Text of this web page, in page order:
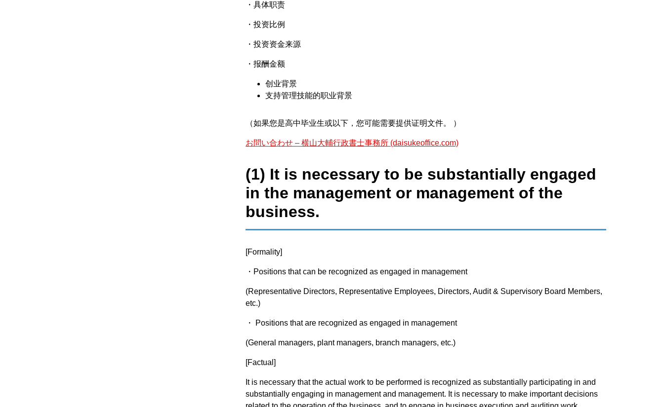
・具体职责
・投资比例
・投资资金来源
・报酬金额
创业背景
支持管理技能的职业背景
（如果您是高中毕业生或以下，您可能需要提供证明文件。 ）
お問い合わせ – 横山大輔行政書士事務所 (daisukeoffice.com)
(1) It is necessary to be substantially engaged
in the management or management of the
business.
[Formality]
・Positions that can be recognized as engaged in management
(Representative Directors, Representative Employees, Directors, Audit & Supervisory Board Members,
etc.)
・ Positions that are recognized as engaged in management
(General managers, plant managers, branch managers, etc.)
[Factual]
It is necessary that the actual work to be performed is recognized as substantially participating in and
substantially engaging in management and management. It is necessary to make important decisions